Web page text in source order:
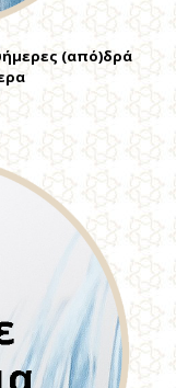
(από)δρά